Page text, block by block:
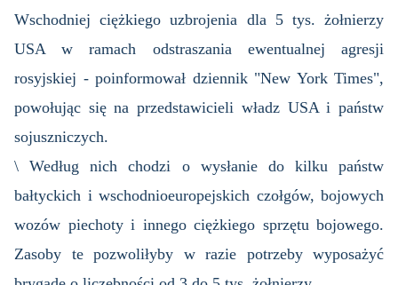
Wschodniej ciężkiego uzbrojenia dla 5 tys. żołnierzy
USA w ramach odstraszania ewentualnej agresji
rosyjskiej - poinformował dziennik "New York Times",
powołując się na przedstawicieli władz USA i państw
sojuszniczych.
\ Według nich chodzi o wysłanie do kilku państw
bałtyckich i wschodnioeuropejskich czołgów, bojowych
wozów piechoty i innego ciężkiego sprzętu bojowego.
Zasoby te pozwoliłyby w razie potrzeby wyposażyć